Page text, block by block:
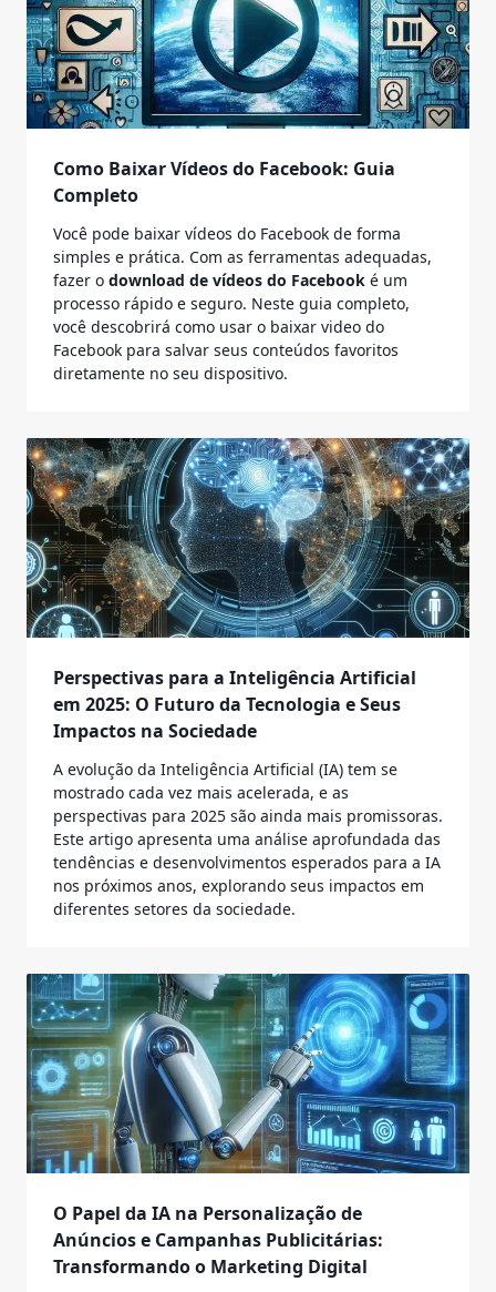
Como Baixar Vídeos do Facebook: Guia
Completo
Você pode baixar vídeos do Facebook de forma
simples e prática. Com as ferramentas adequadas,
fazer o download de vídeos do Facebook é um
processo rápido e seguro. Neste guia completo,
você descobrirá como usar o baixar video do
Facebook para salvar seus conteúdos favoritos
diretamente no seu dispositivo.
Perspectivas para a Inteligência Artificial
em 2025: O Futuro da Tecnologia e Seus
Impactos na Sociedade
A evolução da Inteligência Artificial (IA) tem se
mostrado cada vez mais acelerada, e as
perspectivas para 2025 são ainda mais promissoras.
Este artigo apresenta uma análise aprofundada das
tendências e desenvolvimentos esperados para a IA
nos próximos anos, explorando seus impactos em
diferentes setores da sociedade.
O Papel da IA na Personalização de
Anúncios e Campanhas Publicitárias:
Transformando o Marketing Digital